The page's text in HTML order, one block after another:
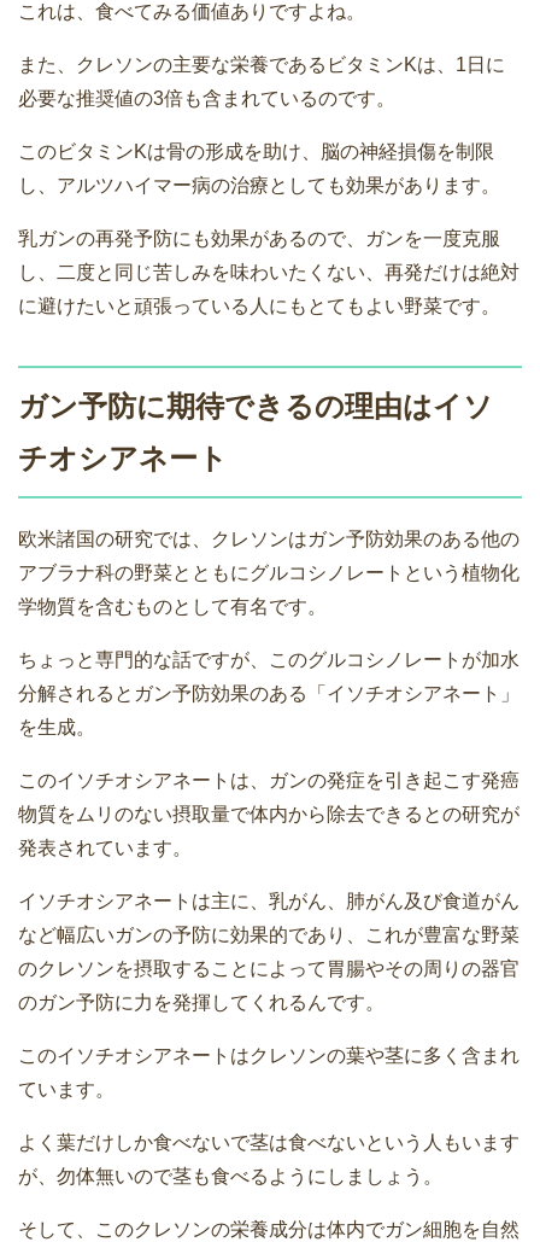
これは、食べてみる価値ありですよね。
また、クレソンの主要な栄養であるビタミンKは、1日に
必要な推奨値の3倍も含まれているのです。
このビタミンKは骨の形成を助け、脳の神経損傷を制限
し、アルツハイマー病の治療としても効果があります。
乳ガンの再発予防にも効果があるので、ガンを一度克服
し、二度と同じ苦しみを味わいたくない、再発だけは絶対
に避けたいと頑張っている人にもとてもよい野菜です。
ガン予防に期待できるの理由はイソ
チオシアネート
欧米諸国の研究では、クレソンはガン予防効果のある他の
アブラナ科の野菜とともにグルコシノレートという植物化
学物質を含むものとして有名です。
ちょっと専門的な話ですが、このグルコシノレートが加水
分解されるとガン予防効果のある「イソチオシアネート」
を生成。
このイソチオシアネートは、ガンの発症を引き起こす発癌
物質をムリのない摂取量で体内から除去できるとの研究が
発表されています。
イソチオシアネートは主に、乳がん、肺がん及び食道がん
など幅広いガンの予防に効果的であり、これが豊富な野菜
のクレソンを摂取することによって胃腸やその周りの器官
のガン予防に力を発揮してくれるんです。
このイソチオシアネートはクレソンの葉や茎に多く含まれ
ています。
よく葉だけしか食べないで茎は食べないという人もいます
が、勿体無いので茎も食べるようにしましょう。
そして、このクレソンの栄養成分は体内でガン細胞を自然